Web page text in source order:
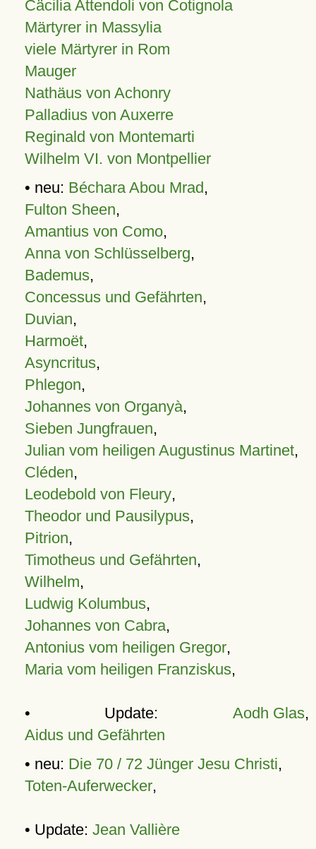
Cäcilia Attendoli von Cotignola
Märtyrer in Massylia
viele Märtyrer in Rom
Mauger
Nathäus von Achonry
Palladius von Auxerre
Reginald von Montemarti
Wilhelm VI. von Montpellier
• neu: Béchara Abou Mrad,
Fulton Sheen,
Amantius von Como,
Anna von Schlüsselberg,
Bademus,
Concessus und Gefährten,
Duvian,
Harmoët,
Asyncritus,
Phlegon,
Johannes von Organyà,
Sieben Jungfrauen,
Julian vom heiligen Augustinus Martinet,
Cléden,
Leodebold von Fleury,
Theodor und Pausilypus,
Pitrion,
Timotheus und Gefährten,
Wilhelm,
Ludwig Kolumbus,
Johannes von Cabra,
Antonius vom heiligen Gregor,
Maria vom heiligen Franziskus,
• Update: Aodh Glas,
Aidus und Gefährten
• neu: Die 70 / 72 Jünger Jesu Christi,
Toten-Auferwecker,
• Update: Jean Vallière